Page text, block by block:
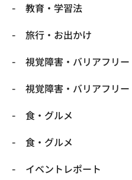
​教育・学習法
​旅行・お出かけ
​視覚障害・バリアフリー
​視覚障害・バリアフリー
​食・グルメ
​食・グルメ
イベントレポート